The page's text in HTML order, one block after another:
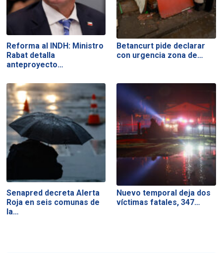
Reforma al INDH: Ministro
Rabat detalla
anteproyecto…
Betancurt pide declarar
con urgencia zona de…
Senapred decreta Alerta
Roja en seis comunas de
la…
Nuevo temporal deja dos
víctimas fatales, 347…